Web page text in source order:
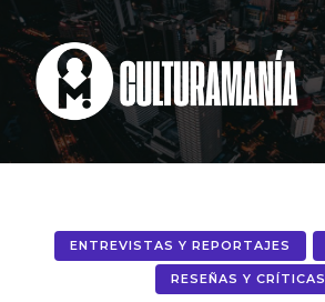
ENTREVISTAS Y REPORTAJES
RESEÑAS Y CRÍTICAS